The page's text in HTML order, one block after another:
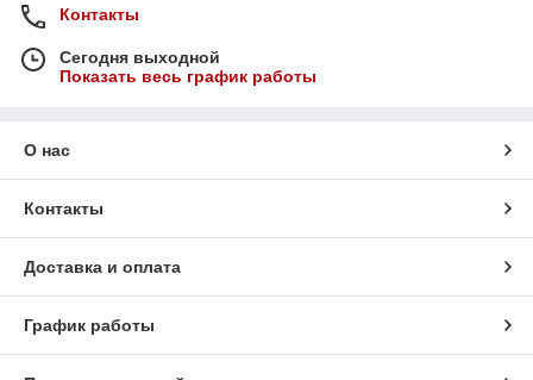
Контакты
Сегодня выходной
Показать весь график работы
О нас
Контакты
Доставка и оплата
График работы